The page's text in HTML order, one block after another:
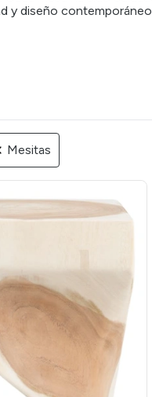
y diseño
Mesitas